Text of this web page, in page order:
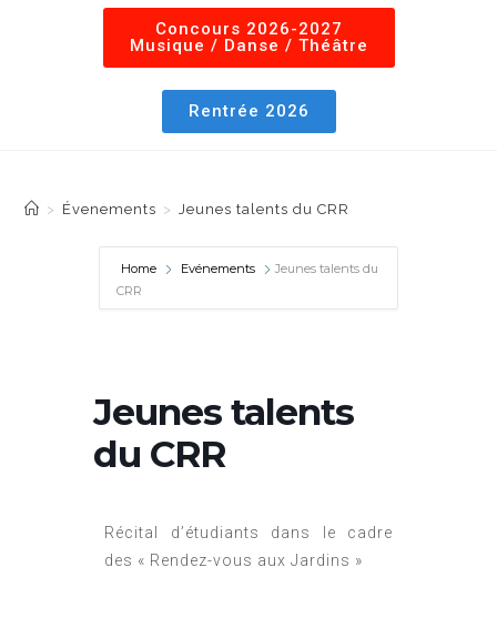
Concours 2026-2027
Musique / Danse / Théâtre
Rentrée 2026
> Évenements > Jeunes talents du CRR
Home Evénements
Jeunes talents du
CRR
Jeunes talents
du CRR
Récital d’étudiants dans le cadre
des « Rendez-vous aux Jardins »